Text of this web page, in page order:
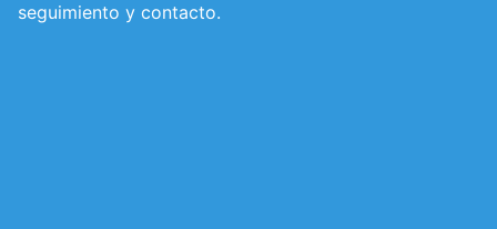
seguimiento y contacto.